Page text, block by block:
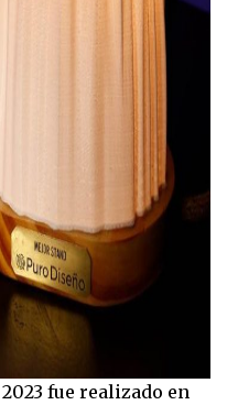
fue realizado en